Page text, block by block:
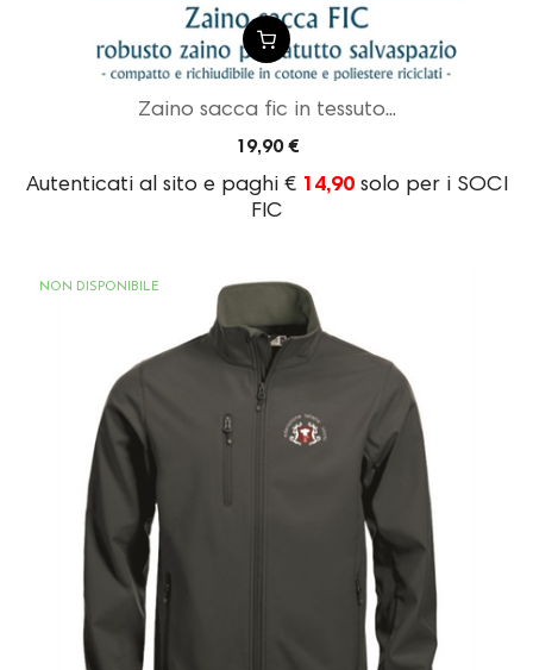
Zaino sacca fic in tessuto...
19,90 €
Autenticati al sito e paghi € 14,90solo per i SOCI
FIC
NON DISPONIBILE